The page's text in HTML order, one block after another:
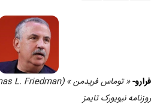
فرارو-
روزنامه نیویورک تایمز